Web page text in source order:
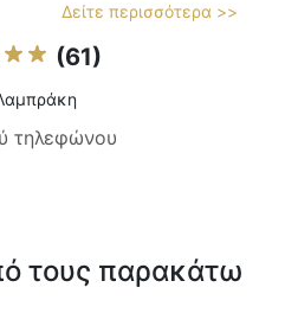
Δείτε περισσότερα >>
(61)
τηλεφώνου
τους παρακάτω